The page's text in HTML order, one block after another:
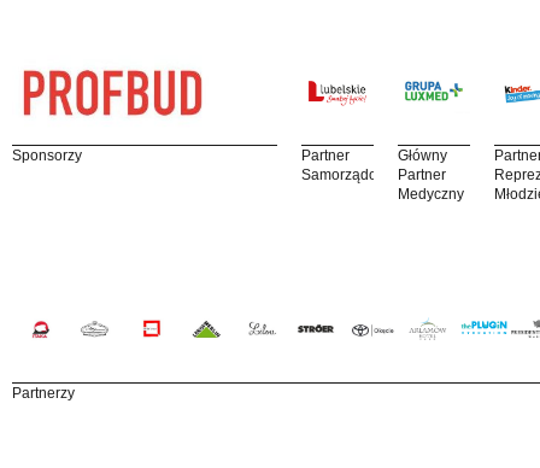
Sponsorzy
Partner
Samorządowy
Główny
Partner
Medyczny
Partnerzy